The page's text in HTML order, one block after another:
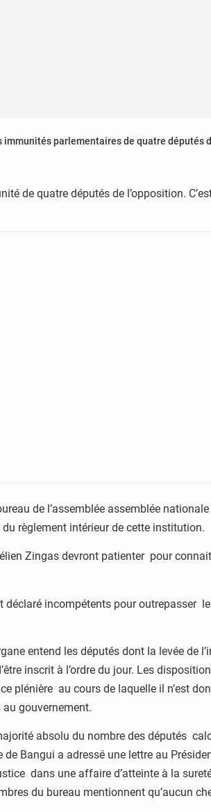
parlementaires de quatre députés
de quatre députés de l’opposition.
de l’assemblée assemblée
règlement intérieur de cette institution.
Zingas devront patienter pour
déclaré incompétents pour outrepasser
entend les députés dont la levée de
inscrit à l’ordre du jour. Les
plénière au cours de laquelle il n’est
gouvernement.
absolu du nombre des députés
Bangui a adressé une lettre au
dans une affaire d’atteinte à la
du bureau mentionnent qu’aucun